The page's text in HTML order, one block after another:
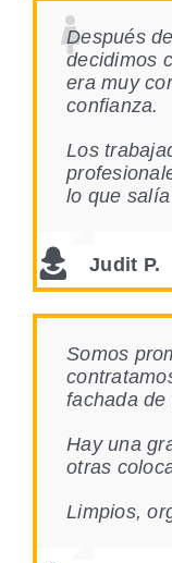
Después
decidimos
era muy
confianza.
Los
lo que
Judit P.
Somos
fachada de
Hay una
otras
Limpios,